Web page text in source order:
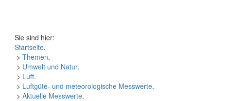
Sie sind hier:
Startseite.
> Themen.
> Umwelt und Natur.
> Luft.
> Luftgüte- und meteorologische Messwerte.
> Aktuelle Messwerte.